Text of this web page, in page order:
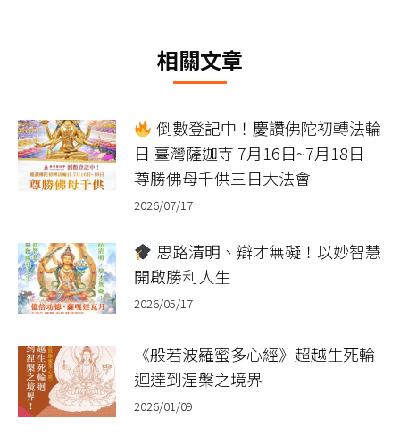
章：
相關文章
倒數登記中！慶讚佛陀初轉法輪
日 臺灣薩迦寺 7月16日~7月18日
尊勝佛母千供三日大法會
2026/07/17
思路清明、辯才無礙！以妙智慧
開啟勝利人生
2026/05/17
《般若波羅蜜多心經》超越生死輪
迴達到涅槃之境界
2026/01/09